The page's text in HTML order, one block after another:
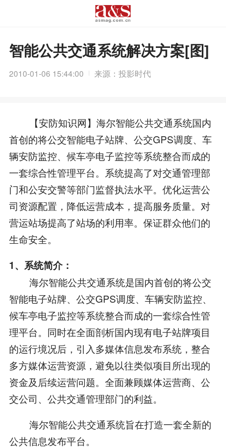
智能公共交通系统解决方案[图]
2010-01-06 15:44:00 来源：投影时代
【安防知识网】海尔智能公共交通系统国内
首创的将公交智能电子站牌、公交GPS调度、车
辆安防监控、候车亭电子监控等系统整合而成的
一套综合性管理平台。系统提高了对交通管理部
门和公安交警等部门监督执法水平。优化运营公
司资源配置，降低运营成本，提高服务质量。对
营运站场提高了站场的利用率。保证群众他们的
生命安全。
1、系统简介：
海尔智能公共交通系统是国内首创的将公交
智能电子站牌、公交GPS调度、车辆安防监控、
候车亭电子监控等系统整合而成的一套综合性管
理平台。同时在全面剖析国内现有电子站牌项目
的运行境况后，引入多媒体信息发布系统，整合
多方媒体运营资源，避免以往类似项目所出现的
资金及后续运营问题。全面兼顾媒体运营商、公
交公司、公共交通管理部门的利益。
海尔智能公共交通系统旨在打造一套全新的
公共信息发布平台。